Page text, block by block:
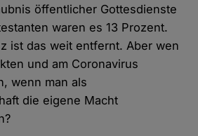
öffentlicher Gottesdienste
waren es 13 Prozent.
ist das weit entfernt. Aber wen
und am Coronavirus
wenn man als
die eigene Macht